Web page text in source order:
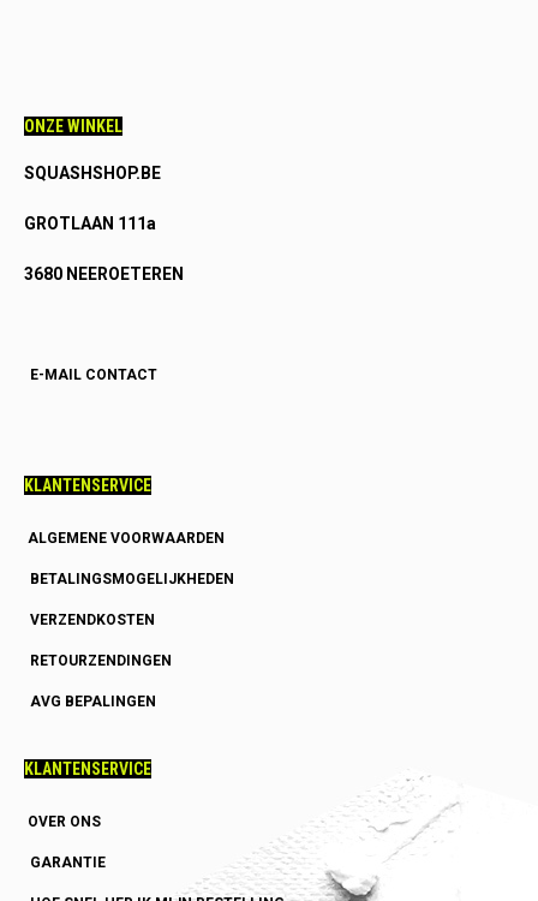
ONZE WINKEL
SQUASHSHOP.BE
GROTLAAN 111a
3680 NEEROETEREN
E-MAIL CONTACT
KLANTENSERVICE
ALGEMENE VOORWAARDEN
BETALINGSMOGELIJKHEDEN
VERZENDKOSTEN
RETOURZENDINGEN
AVG BEPALINGEN
KLANTENSERVICE
OVER ONS
GARANTIE